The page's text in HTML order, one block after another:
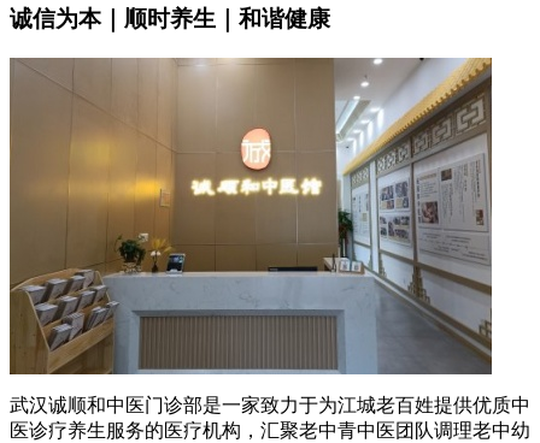
诚信为本｜顺时养生｜和谐健康
武汉诚顺和中医门诊部是一家致力于为江城老百姓提供优质中
医诊疗养生服务的医疗机构，汇聚老中青中医团队调理老中幼